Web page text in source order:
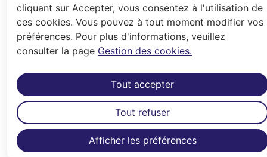
cliquant sur Accepter, vous consentez à l'utilisation de
ces cookies. Vous pouvez à tout moment modifier vos
préférences. Pour plus d'informations, veuillez
consulter la page Gestion des cookies.
Afficher les préférences
Tout accepter
Tout refuser
Accueil
La boutique gratuite créée par le
Conseil Municipal des Enfants
ouverte tous les samedis et
mercredis !